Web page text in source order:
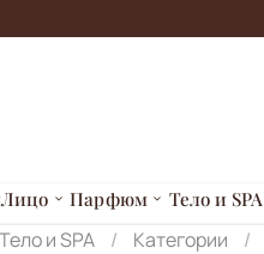
Лицо Парфюм Тело и SPA
Тело и SPA Категории